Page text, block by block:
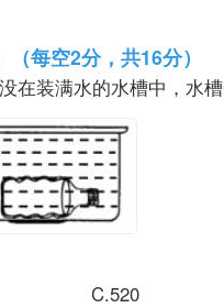
每空2分，共16分）
没在装满水的水槽中
C.520